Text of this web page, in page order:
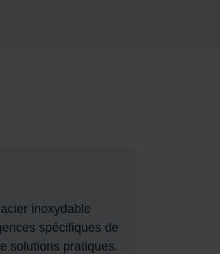
inoxydable
spécifiques de
solutions pratiques.